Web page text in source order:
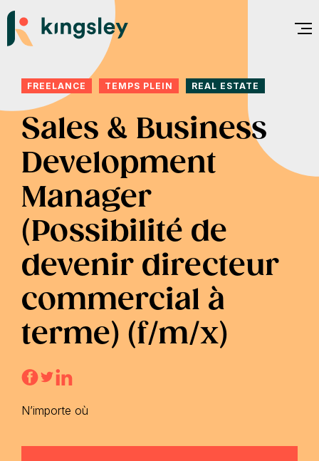
au
contenu
Sales & Business
Development
Manager
(Possibilité de
devenir directeur
commercial à
terme) (f/m/x)
FREELANCE TEMPS PLEIN REAL ESTATE
N’importe où